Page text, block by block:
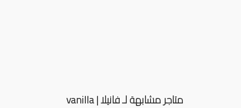
متاجر مشابهة لـ فانيلا | vanilla